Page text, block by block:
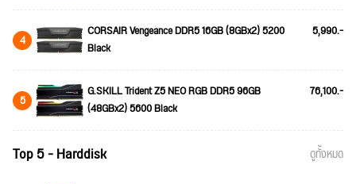
4
CORSAIR Vengeance DDR5 16GB (8GBx2) 5200
Black
5,990.-
5
G.SKILL Trident Z5 NEO RGB DDR5 96GB
(48GBx2) 5600 Black
76,100.-
Top 5 - Harddisk ดูทั้งหมด